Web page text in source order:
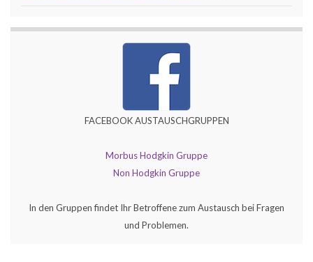
FACEBOOK AUSTAUSCHGRUPPEN
Morbus Hodgkin Gruppe
Non Hodgkin Gruppe
In den Gruppen findet Ihr Betroffene zum Austausch bei Fragen
und Problemen.